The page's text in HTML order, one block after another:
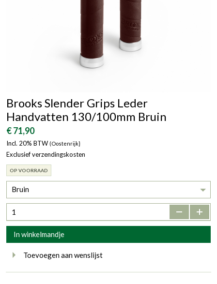
Brooks Slender Grips Leder
Handvatten 130/100mm Bruin
€ 71,90
Incl. 20% BTW (Oostenrijk}
Exclusief verzendingskosten
OP VOORRAAD
Bruin
- +
In winkelmandje
Toevoegen aan wenslijst